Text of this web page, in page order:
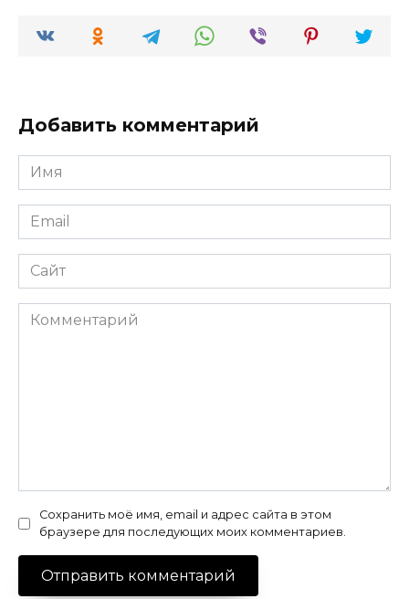
Добавить комментарий
Имя
*
Email
*
Сайт
Комментарий
Сохранить моё имя, email и адрес сайта в этом
браузере для последующих моих комментариев.